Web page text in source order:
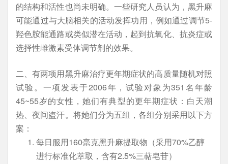
的结构和活性也尚未明确。一些研究人员认为，黑升麻
可能通过与大脑相关的活动发挥功用，例如通过调节5-
羟色胺能通路或类似潜在活动，起到抗氧化、抗炎症或
选择性雌激素受体调节剂的效果。
二、有两项用黑升麻治疗更年期症状的高质量随机对照
试验。一项发表于2006年，试验对象为351名年龄
45~55岁的女性，她们有典型的更年期症状：白天潮
热、夜间盗汗。将她们分为五组，各组分别采用以下方
案：
每日服用160毫克黑升麻提取物（采用70%乙醇
进行标准化萃取，含有2.5%三萜皂苷）